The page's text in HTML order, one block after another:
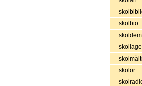
skolbio
skolor